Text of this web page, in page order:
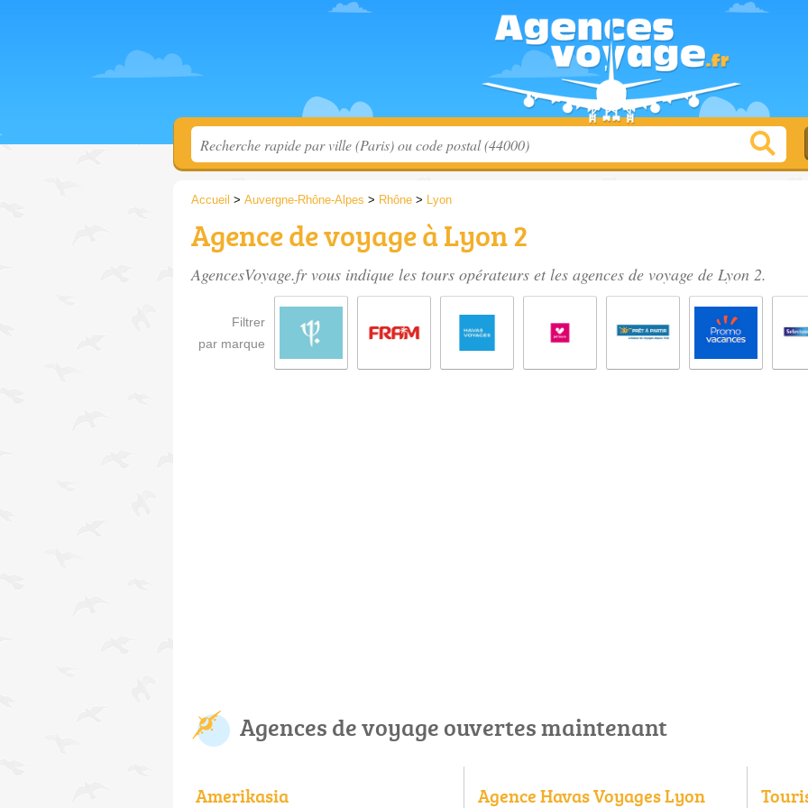
Accueil > Auvergne-Rhône-Alpes > Rhône > Lyon
Agence de voyage à Lyon 2
AgencesVoyage.fr vous indique les tours opérateurs et les agences de voyage de Lyon 2.
Filtrer
par marque
Agences de voyage ouvertes maintenant
Amerikasia Agence Havas Voyages Lyon